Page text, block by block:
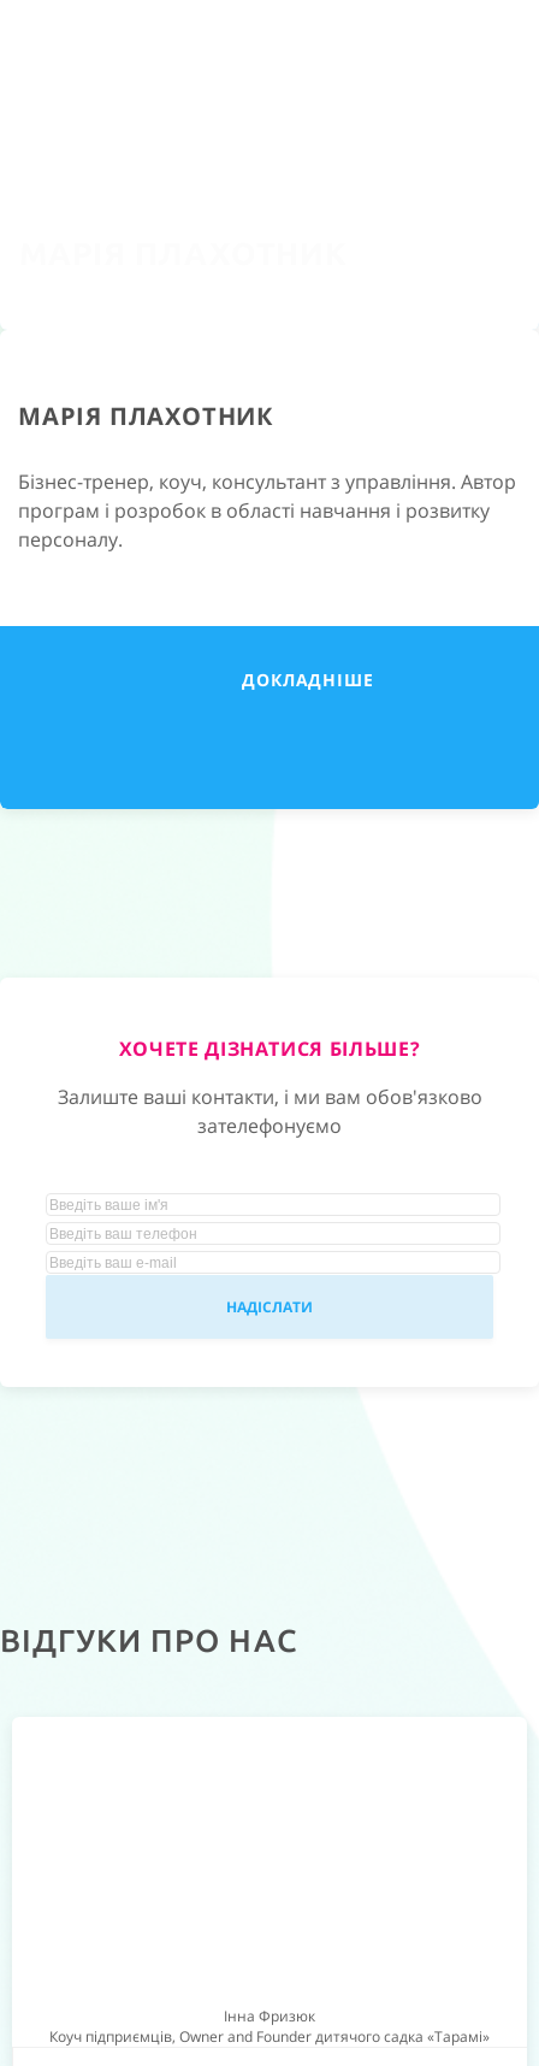
МАРІЯ ПЛАХОТНИК
Бізнес-тренер, коуч, консультант з управління. Автор
програм і розробок в області навчання і розвитку
персоналу.
ДОКЛАДНІШЕ
ХОЧЕТЕ ДІЗНАТИСЯ БІЛЬШЕ?
Залиште ваші контакти, і ми вам обов'язково
зателефонуємо
ВІДГУКИ ПРО НАС
Інна Фризюк
Коуч підприємців, Owner and Founder дитячого садка «Тарамі»